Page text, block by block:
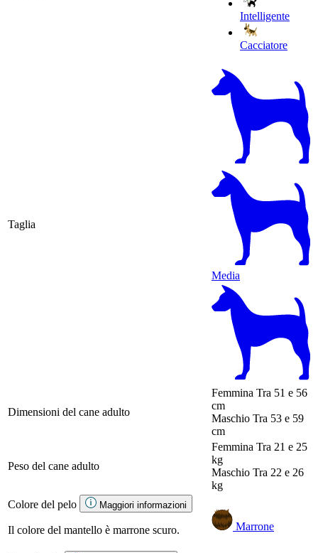
Intelligente
Cacciatore
Taglia
Media
Dimensioni del cane adulto
Femmina Tra 51 e 56
cm
Maschio Tra 53 e 59
cm
Peso del cane adulto
Femmina Tra 21 e 25
kg
Maschio Tra 22 e 26
kg
Colore del pelo
Maggiori informazioni
Il colore del mantello è marrone scuro. Marrone